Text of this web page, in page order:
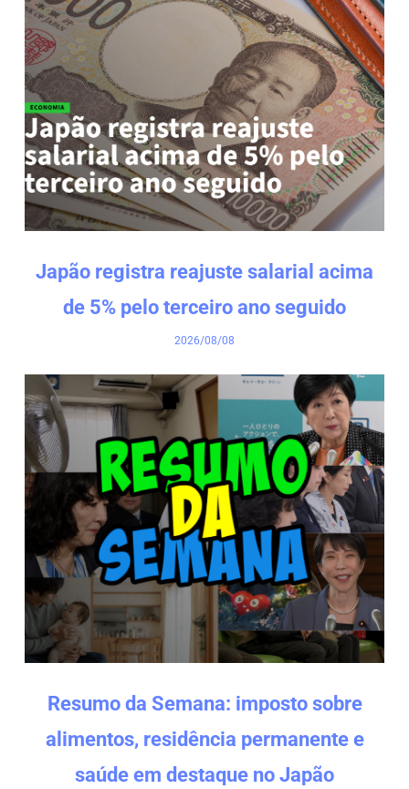
Japão registra reajuste salarial acima
de 5% pelo terceiro ano seguido
2026/08/08
Resumo da Semana: imposto sobre
alimentos, residência permanente e
saúde em destaque no Japão